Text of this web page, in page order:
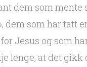
dem som mente
dem som har tatt
Jesus og som
lenge, at det gikk